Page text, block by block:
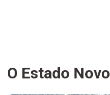
O Estado Novo